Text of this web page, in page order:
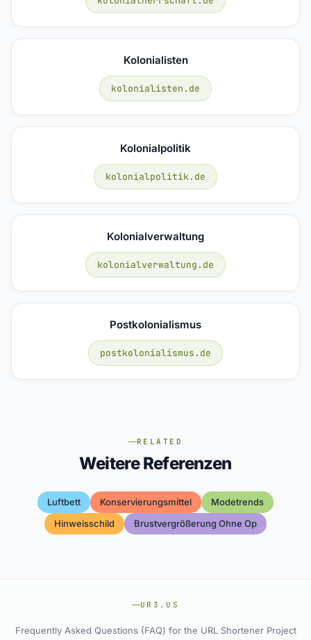
Kolonialisten
kolonialisten.de
Kolonialpolitik
kolonialpolitik.de
Kolonialverwaltung
kolonialverwaltung.de
Postkolonialismus
postkolonialismus.de
RELATED
Weitere Referenzen
Luftbett Konservierungsmittel
Modetrends
Hinweisschild
Brustvergrößerung Ohne Op
UR3.US
Frequently Asked Questions (FAQ) for the URL Shortener Project